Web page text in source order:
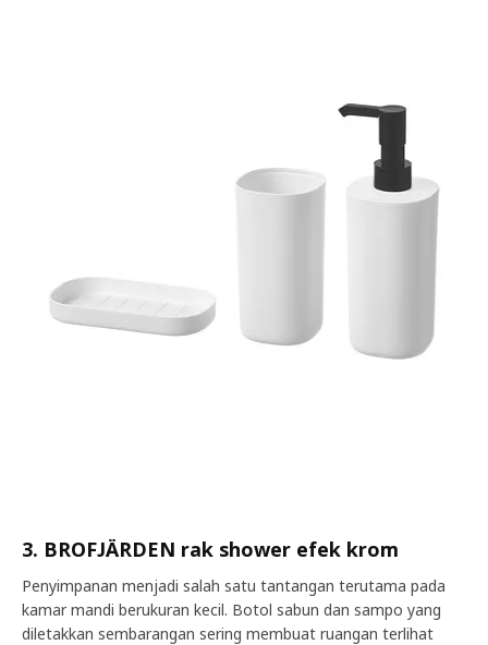
3. BROFJÄRDEN rak shower efek krom
Penyimpanan menjadi salah satu tantangan terutama pada
kamar mandi berukuran kecil. Botol sabun dan sampo yang
diletakkan sembarangan sering membuat ruangan terlihat